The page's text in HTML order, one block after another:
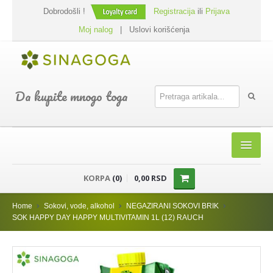
Dobrodošli ! Registracijaili Prijava
Moj nalog
Uslovi korišćenja
Da kupite mnogo toga
SHOP
PREHRANA
DODACI JELIMA
KORPA (0) 0,00 RSD
Home Sokovi, vode, alkohol
NEGAZIRANI SOKOVI BRIK
SOK HAPPY DAY HAPPY MULTIVITAMIN 1L (12) RAUCH